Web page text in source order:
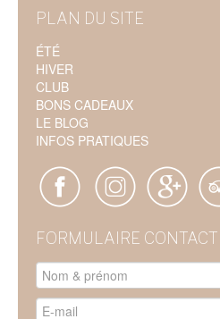
PLAN DU SITE
ÉTÉ
HIVER
CLUB
BONS CADEAUX
LE BLOG
INFOS PRATIQUES
FORMULAIRE CONTACT